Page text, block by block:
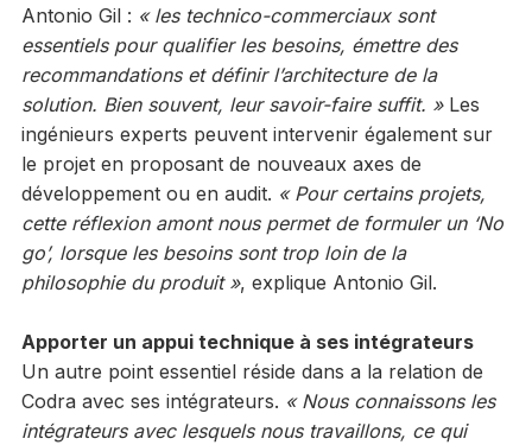
Antonio Gil : « les technico-commerciaux sont
essentiels pour qualifier les besoins, émettre des
recommandations et définir l’architecture de la
solution. Bien souvent, leur savoir-faire suffit. »Les
ingénieurs experts peuvent intervenir également sur
le projet en proposant de nouveaux axes de
développement ou en audit. « Pour certains projets,
cette réflexion amont nous permet de formuler un ‘No
go’, lorsque les besoins sont trop loin de la
philosophie du produit », explique Antonio Gil.
Apporter un appui technique à ses intégrateurs
Un autre point essentiel réside dans a la relation de
Codra avec ses intégrateurs. « Nous connaissons les
intégrateurs avec lesquels nous travaillons, ce qui